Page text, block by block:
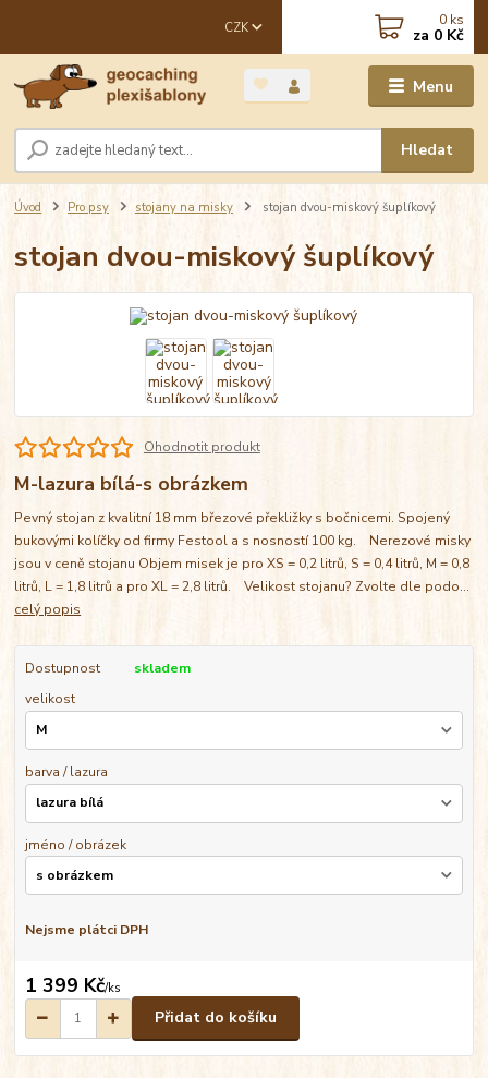
Menu
CZK
Hledat
0 ks
za 0 Kč
Úvod Pro psy stojany na misky stojan dvou-miskový šuplíkový
stojan dvou-miskový šuplíkový
Ohodnotit produkt
M-lazura bílá-s obrázkem
Pevný stojan z kvalitní 18 mm březové překližky s bočnicemi. Spojený
bukovými kolíčky od firmy Festool a s nosností 100 kg. Nerezové misky
jsou v ceně stojanu Objem misek je pro XS = 0,2 litrů, S = 0,4 litrů, M = 0,8
litrů, L = 1,8 litrů a pro XL = 2,8 litrů. Velikost stojanu? Zvolte dle podo...
celý popis
Dostupnost
skladem
velikost
barva / lazura
jméno / obrázek
Nejsme plátci DPH
1 399 Kč/ks
Přidat do košíku